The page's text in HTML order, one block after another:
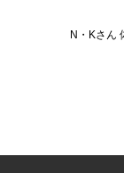
N・Kさん